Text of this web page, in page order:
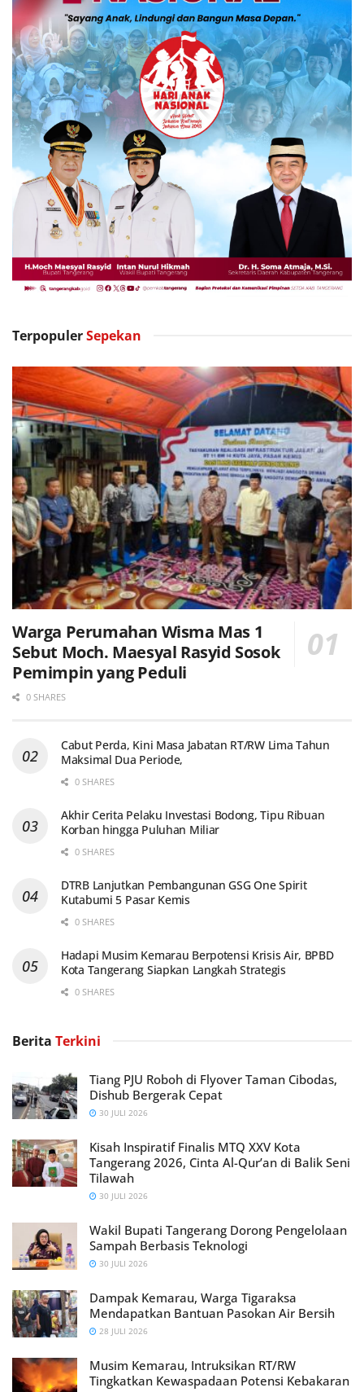
TerpopulerSepekan
Warga Perumahan Wisma Mas 1
Sebut Moch. Maesyal Rasyid Sosok
Pemimpin yang Peduli
0 SHARES
Cabut Perda, Kini Masa Jabatan RT/RW Lima Tahun
Maksimal Dua Periode,
0 SHARES
Akhir Cerita Pelaku Investasi Bodong, Tipu Ribuan
Korban hingga Puluhan Miliar
0 SHARES
DTRB Lanjutkan Pembangunan GSG One Spirit
Kutabumi 5 Pasar Kemis
0 SHARES
Hadapi Musim Kemarau Berpotensi Krisis Air, BPBD
Kota Tangerang Siapkan Langkah Strategis
0 SHARES
Berita Terkini
Tiang PJU Roboh di Flyover Taman Cibodas,
Dishub Bergerak Cepat
30 JULI 2026
Kisah Inspiratif Finalis MTQ XXV Kota
Tangerang 2026, Cinta Al-Qur’an di Balik Seni
Tilawah
30 JULI 2026
Wakil Bupati Tangerang Dorong Pengelolaan
Sampah Berbasis Teknologi
30 JULI 2026
Dampak Kemarau, Warga Tigaraksa
Mendapatkan Bantuan Pasokan Air Bersih
28 JULI 2026
Musim Kemarau, Intruksikan RT/RW
Tingkatkan Kewaspadaan Potensi Kebakaran